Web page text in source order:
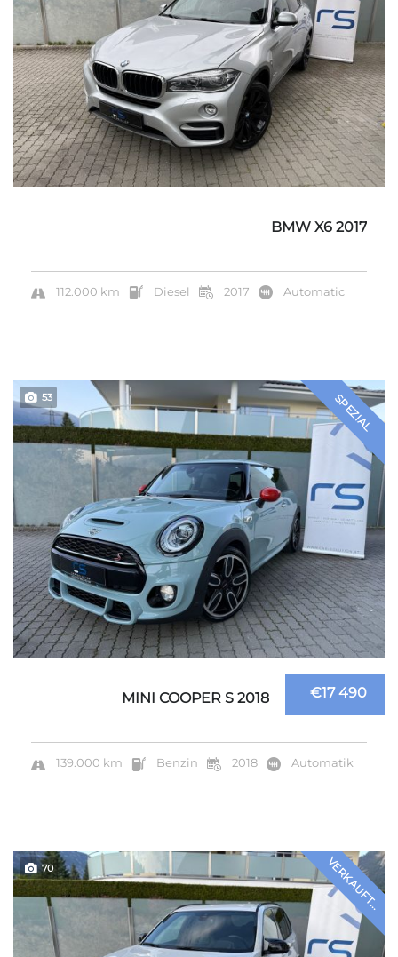
BMW X6 2017
112.000 km Diesel 2017 Automatic
SPEZIAL
53
€17 490
MINI COOPER S 2018
139.000 km Benzin 2018 Automatik
VERKAUFT...
70